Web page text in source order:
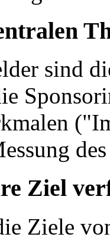
sind
Ziel
Ziele